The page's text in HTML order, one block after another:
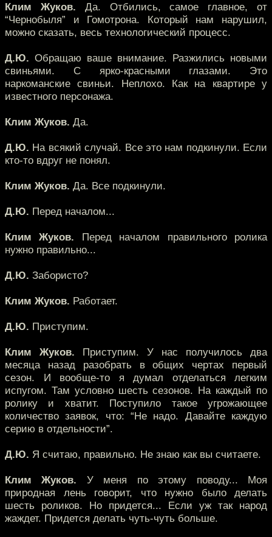
Клим Жуков. Да. Отбились, самое главное, от
“Чернобыля” и Гомотрона. Который нам нарушил,
можно сказать, весь технологический процесс.
Д.Ю. Обращаю ваше внимание. Разжились новыми
свиньями. С ярко-красными глазами. Это
наркоманские свиньи. Неплохо. Как на квартире у
известного персонажа.
Клим Жуков. Да.
Д.Ю. На всякий случай. Все это нам подкинули. Если
кто-то вдруг не понял.
Клим Жуков. Да. Все подкинули.
Д.Ю. Перед началом...
Клим Жуков. Перед началом правильного ролика
нужно правильно...
Д.Ю. Забористо?
Клим Жуков. Работает.
Д.Ю. Приступим.
Клим Жуков. Приступим. У нас получилось два
месяца назад разобрать в общих чертах первый
сезон. И вообще-то я думал отделаться легким
испугом. Там условно шесть сезонов. На каждый по
ролику и хватит. Поступило такое угрожающее
количество заявок, что: “Не надо. Давайте каждую
серию в отдельности”.
Д.Ю. Я считаю, правильно. Не знаю как вы считаете.
Клим Жуков. У меня по этому поводу... Моя
природная лень говорит, что нужно было делать
шесть роликов. Но придется... Если уж так народ
жаждет. Придется делать чуть-чуть больше.